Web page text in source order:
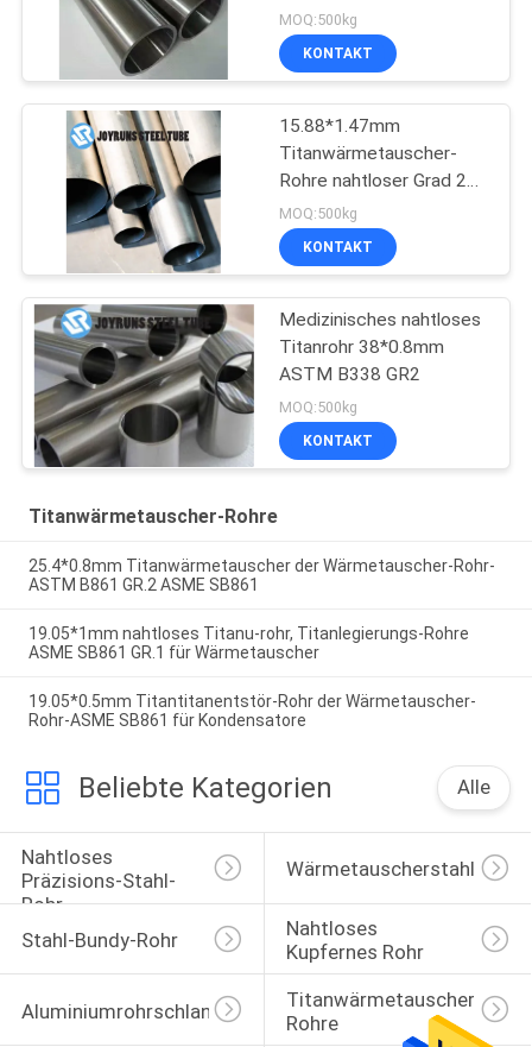
Wärmetauscher-Gr.1
hohe des U-Rohr-
DIN17861
MOQ:500kg
KONTAKT
15.88*1.47mm
Titanwärmetauscher-
Rohre nahtloser Grad 2
Astm B338
MOQ:500kg
KONTAKT
Medizinisches nahtloses
Titanrohr 38*0.8mm
ASTM B338 GR2
MOQ:500kg
KONTAKT
Titanwärmetauscher-Rohre
25.4*0.8mm Titanwärmetauscher der Wärmetauscher-Rohr-
ASTM B861 GR.2 ASME SB861
19.05*1mm nahtloses Titanu-rohr, Titanlegierungs-Rohre
ASME SB861 GR.1 für Wärmetauscher
19.05*0.5mm Titantitanentstör-Rohr der Wärmetauscher-
Rohr-ASME SB861 für Kondensatore
Beliebte Kategorien Alle
Nahtloses
Präzisions-Stahl-
Rohr
Wärmetauscherstahlrohr
Stahl-Bundy-Rohr
Nahtloses
Kupfernes Rohr
Aluminiumrohrschlange
Titanwärmetauscher-
Rohre